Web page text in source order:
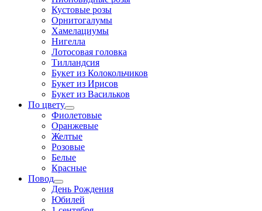
Кустовые розы
Орнитогалумы
Хамелациумы
Нигелла
Лотосовая головка
Тилландсия
Букет из Колокольчиков
Букет из Ирисов
Букет из Васильков
По цвету
Фиолетовые
Оранжевые
Желтые
Розовые
Белые
Красные
Повод
День Рождения
Юбилей